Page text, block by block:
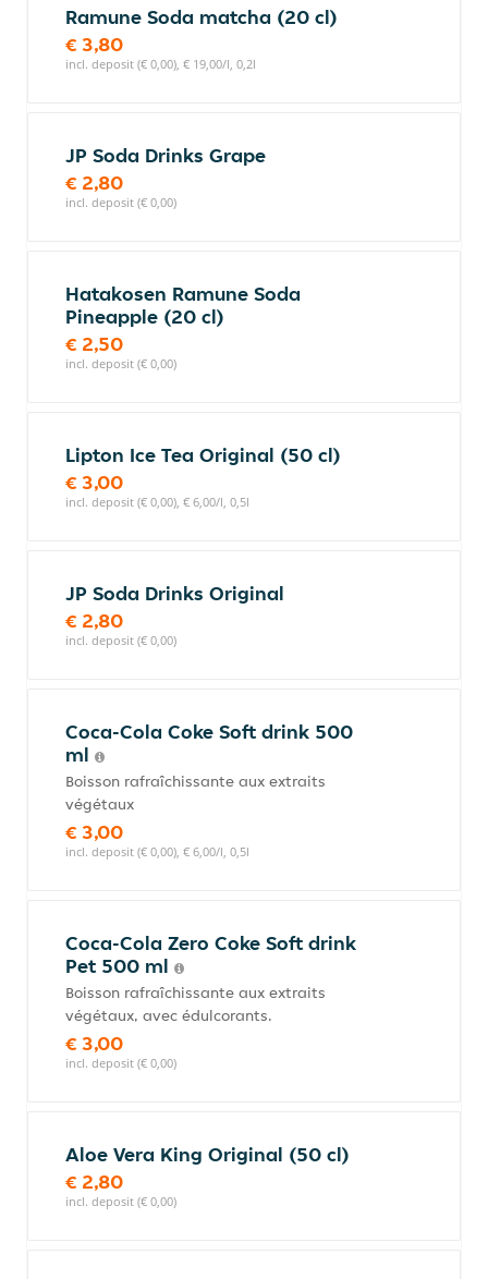
Ramune Soda matcha (20 cl)
€ 3,80
incl. deposit (€ 0,00), € 19,00/l, 0,2l
JP Soda Drinks Grape
€ 2,80
incl. deposit (€ 0,00)
Hatakosen Ramune Soda
Pineapple (20 cl)
€ 2,50
incl. deposit (€ 0,00)
Lipton Ice Tea Original (50 cl)
€ 3,00
incl. deposit (€ 0,00), € 6,00/l, 0,5l
JP Soda Drinks Original
€ 2,80
incl. deposit (€ 0,00)
Coca-Cola Coke Soft drink 500
ml
Boisson rafraîchissante aux extraits
végétaux
€ 3,00
incl. deposit (€ 0,00), € 6,00/l, 0,5l
Coca-Cola Zero Coke Soft drink
Pet 500 ml
Boisson rafraîchissante aux extraits
végétaux, avec édulcorants.
€ 3,00
incl. deposit (€ 0,00)
Aloe Vera King Original (50 cl)
€ 2,80
incl. deposit (€ 0,00)